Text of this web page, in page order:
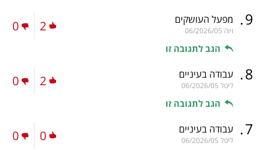
9
. מפעל העושקים
ויוה 06/2026/05
הגב לתגובה זו
2
0
8
. עבודה בעיניים
ליטל 06/2026/05
הגב לתגובה זו
2
0
7
. עבודה בעיניים
ליטל 06/2026/05
0
0